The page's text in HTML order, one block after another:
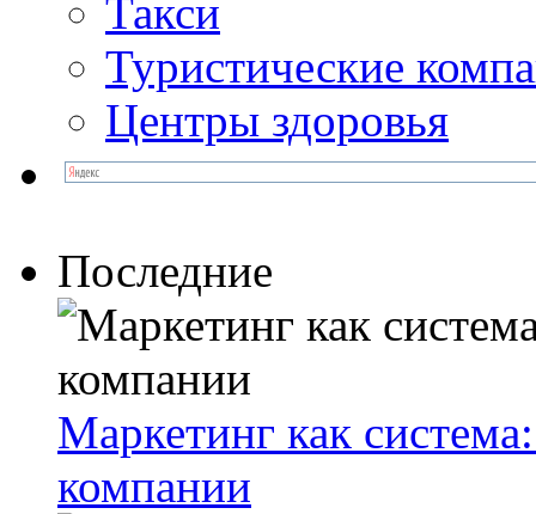
Такси
Туристические
Центры здоровья
Последние
Маркетинг как
компании